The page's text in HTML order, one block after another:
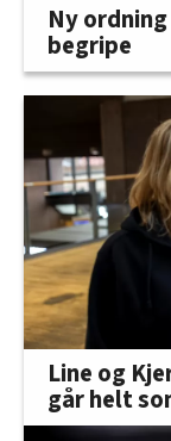
Ny
begripe
Line og
går helt